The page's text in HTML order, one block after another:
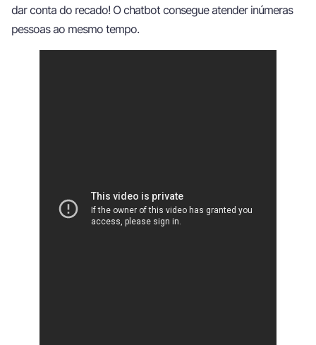
dar conta do recado! O chatbot consegue atender inúmeras
pessoas ao mesmo tempo.